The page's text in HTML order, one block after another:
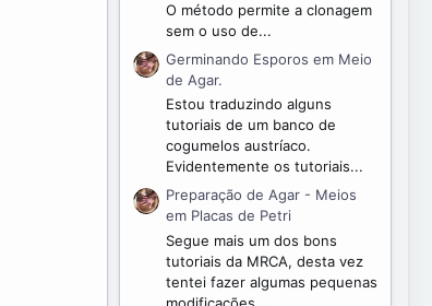
O método permite a clonagem
sem o uso de...
Germinando Esporos em Meio
de Agar.
Estou traduzindo alguns
tutoriais de um banco de
cogumelos austríaco.
Evidentemente os tutoriais...
Preparação de Agar - Meios
em Placas de Petri
Segue mais um dos bons
tutoriais da MRCA, desta vez
tentei fazer algumas pequenas
modificações...